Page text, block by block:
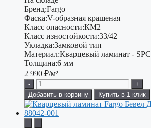
Бренд:Fargo
Фаска:V-образная крашеная
Класс опасности:КМ2
Класс изностойкости:33/42
Укладка:Замковой тип
Материал:Кварцевый ламинат - SPC
Толщина:6 мм
2 990 ₽/м²
-
+
Добавить в корзину
Купить в 1 клик